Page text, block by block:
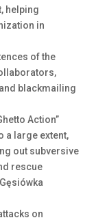
helping
in
of the
blackmailing
Action”
a large extent,
out subversive
rescue
on